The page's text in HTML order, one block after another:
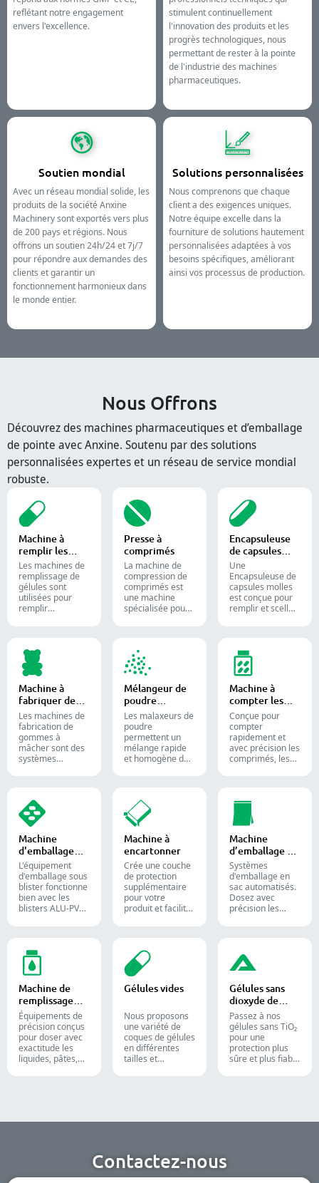
reflétant notre engagement
envers l'excellence.
stimulent continuellement
l'innovation des produits et les
progrès technologiques, nous
permettant de rester à la pointe
de l'industrie des machines
pharmaceutiques.
Soutien mondial
Avec un réseau mondial solide, les
produits de la société Anxine
Machinery sont exportés vers plus
de 200 pays et régions. Nous
offrons un soutien 24h/24 et 7j/7
pour répondre aux demandes des
clients et garantir un
fonctionnement harmonieux dans
le monde entier.
Solutions personnalisées
Nous comprenons que chaque
client a des exigences uniques.
Notre équipe excelle dans la
fourniture de solutions hautement
personnalisées adaptées à vos
besoins spécifiques, améliorant
ainsi vos processus de production.
Nous Offrons
Découvrez des machines pharmaceutiques et d’emballage
de pointe avec Anxine. Soutenu par des solutions
personnalisées expertes et un réseau de service mondial
robuste.
Machine à
remplir les
capsules
Les machines de
remplissage de
gélules sont
utilisées pour
remplir
quantités
précises de
poudres,
granulés,
pastilles ou
liquides dans la
production
pharmaceutique
et les
compléments
alimentaires.
Presse à
comprimés
La machine de
compression de
comprimés est
une machine
spécialisée pour
Encapsuleuse
de capsules
molles
Une
Encapsuleuse de
capsules molles
est conçue pour
remplir et sceller
capsules de
gélatine molle.
Machine à
fabriquer des
bonbons
gélifiés
Les machines de
fabrication de
gommes à
mâcher sont des
systèmes
bonbons gélifiés
et des
compléments
alimentaires
destinés aux
industries
confiseries et
pharmaceutiques.
Mélangeur de
poudre
industriel
Les malaxeurs de
poudre
permettent un
mélange rapide
et homogène des
utilisés dans les
industries
pharmaceutique,
alimentaire et
chimique.
Machine à
compter les
comprimés
Conçue pour
compter
rapidement et
avec précision les
comprimés, les
votre processus
conditionnement
pharmaceutique
grâce à nos
diverses solutions
de comptage de
formes solides.
Machine
d'emballage
sous blister
L'équipement
d'emballage sous
blister fonctionne
bien avec les
blisters ALU-PVC
comprimés, de
gélules et de
gélules molles. Il
est toujours
appliqué dans la
production
pharmaceutique
et des
compléments
alimentaires.
Machine à
encartonner
Crée une couche
de protection
supplémentaire
pour votre
produit et facilite
blisters, sachets
et tubes dans des
étuis pour
l'emballage
pharmaceutique,
alimentaire.
Machine
d’emballage en
sac
Systèmes
d'emballage en
sac automatisés.
Dosez avec
précision les
lignes de
conditionnement
pharmaceutiques,
nutraceutiques et
alimentaires.
Machine de
remplissage
liquide
Équipements de
précision conçus
pour doser avec
exactitude les
liquides, pâtes,
pharmaceutiques,
Gélules vides
Nous proposons
une variété de
coques de gélules
en différentes
tailles et
industries
nutritionnels et
des aliments
fonctionnels.
Gélules sans
dioxyde de
titane
Passez à nos
gélules sans TiO₂
pour une
protection plus
sûre et plus fiable
Contactez-nous